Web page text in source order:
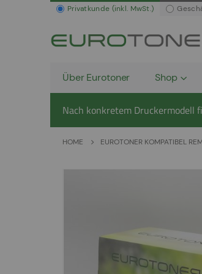
Privatkunde (inkl. MwSt.)
Über Eurotoner Shop
Nach konkretem Druckermodell
HOME EUROTONER KOMPATIBEL